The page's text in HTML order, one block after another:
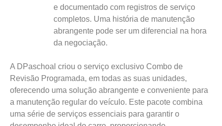
e documentado com registros de serviço
completos. Uma história de manutenção
abrangente pode ser um diferencial na hora
da negociação.
A DPaschoal criou o serviço exclusivo Combo de
Revisão Programada, em todas as suas unidades,
oferecendo uma solução abrangente e conveniente para
a manutenção regular do veículo. Este pacote combina
uma série de serviços essenciais para garantir o